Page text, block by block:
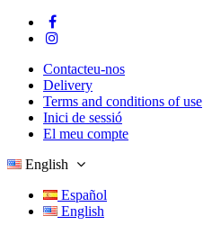
Contacteu-nos
Delivery
Terms and conditions of use
Inici de sessió
El meu compte
English
Español
English